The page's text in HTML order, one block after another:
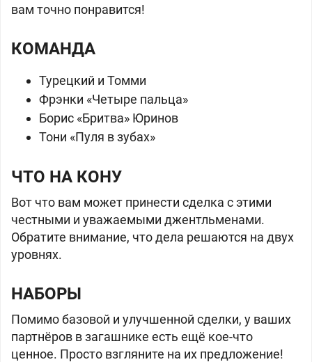
вам точно понравится!
КОМАНДА
Турецкий и Томми
Фрэнки «Четыре пальца»
Борис «Бритва» Юринов
Тони «Пуля в зубах»
ЧТО НА КОНУ
Вот что вам может принести сделка с этими
честными и уважаемыми джентльменами.
Обратите внимание, что дела решаются на двух
уровнях.
НАБОРЫ
Помимо базовой и улучшенной сделки, у ваших
партнёров в загашнике есть ещё кое-что
ценное. Просто взгляните на их предложение!